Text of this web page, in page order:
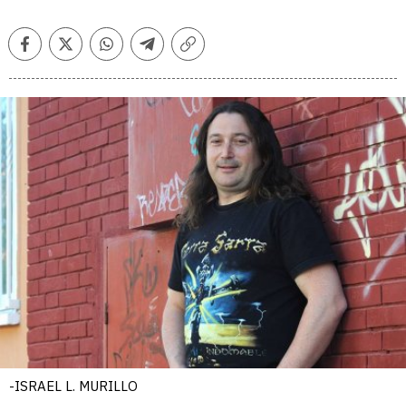
FacebookTwitterWhatsappTelegramCopiar
-ISRAEL L. MURILLO